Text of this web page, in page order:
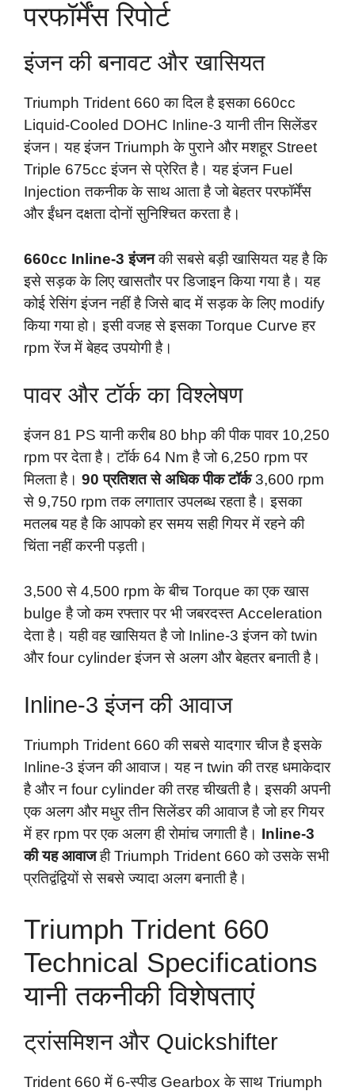
परफॉर्मेंस रिपोर्ट
इंजन की बनावट और खासियत
Triumph Trident 660 का दिल है इसका 660cc
Liquid-Cooled DOHC Inline-3 यानी तीन सिलेंडर
इंजन। यह इंजन Triumph के पुराने और मशहूर Street
Triple 675cc इंजन से प्रेरित है। यह इंजन Fuel
Injection तकनीक के साथ आता है जो बेहतर परफॉर्मेंस
और ईंधन दक्षता दोनों सुनिश्चित करता है।
660cc Inline-3 इंजनकी सबसे बड़ी खासियत यह है कि
इसे सड़क के लिए खासतौर पर डिजाइन किया गया है। यह
कोई रेसिंग इंजन नहीं है जिसे बाद में सड़क के लिए modify
किया गया हो। इसी वजह से इसका Torque Curve हर
rpm रेंज में बेहद उपयोगी है।
पावर और टॉर्क का विश्लेषण
इंजन 81 PS यानी करीब 80 bhp की पीक पावर 10,250
rpm पर देता है। टॉर्क 64 Nm है जो 6,250 rpm पर
मिलता है। 90 प्रतिशत से अधिक पीक टॉर्क3,600 rpm
से 9,750 rpm तक लगातार उपलब्ध रहता है। इसका
मतलब यह है कि आपको हर समय सही गियर में रहने की
चिंता नहीं करनी पड़ती।
3,500 से 4,500 rpm के बीच Torque का एक खास
bulge है जो कम रफ्तार पर भी जबरदस्त Acceleration
देता है। यही वह खासियत है जो Inline-3 इंजन को twin
और four cylinder इंजन से अलग और बेहतर बनाती है।
Inline-3 इंजन की आवाज
Triumph Trident 660 की सबसे यादगार चीज है इसके
Inline-3 इंजन की आवाज। यह न twin की तरह धमाकेदार
है और न four cylinder की तरह चीखती है। इसकी अपनी
एक अलग और मधुर तीन सिलेंडर की आवाज है जो हर गियर
में हर rpm पर एक अलग ही रोमांच जगाती है। Inline-3
की यह आवाजही Triumph Trident 660 को उसके सभी
प्रतिद्वंद्वियों से सबसे ज्यादा अलग बनाती है।
Triumph Trident 660
Technical Specifications
यानी तकनीकी विशेषताएं
ट्रांसमिशन और Quickshifter
Trident 660 में 6-स्पीड Gearbox के साथ Triumph